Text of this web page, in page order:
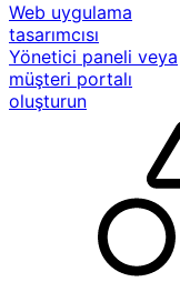
Web uygulama
tasarımcısı
Yönetici paneli veya
müşteri portalı
oluşturun